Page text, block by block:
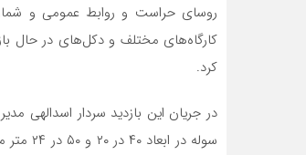
روسای حراست و روابط عمومی و
کارگاه‌های مختلف و دکل‌های در حال
کرد.
در جریان این بازدید سردار اسدالهی